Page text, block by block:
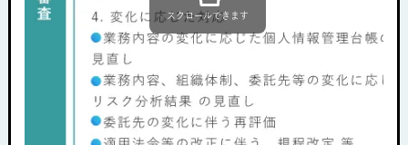
スクロールできます